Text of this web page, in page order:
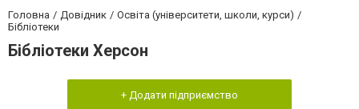
Головна Довідник
Освіта (університети, школи, курси)
Бібліотеки
Бібліотеки Херсон
+ Додати підприємство